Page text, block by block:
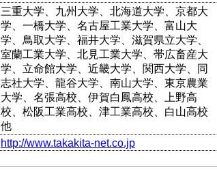
三重大学、九州大学、北海道大学、京都大
学、一橋大学、名古屋工業大学、富山大
学、鳥取大学、福井大学、滋賀県立大学、
室蘭工業大学、北見工業大学、帯広畜産大
学、立命館大学、近畿大学、関西大学、同
志社大学、龍谷大学、南山大学、東京農業
大学、名張高校、伊賀白鳳高校、上野高
校、松阪工業高校、津工業高校、白山高校
他
http://www.takakita-net.co.jp